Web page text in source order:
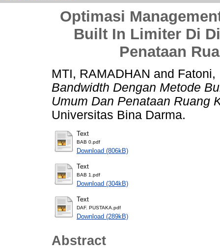
Optimasi
Built In Limiter Di
Penataan
MTI, RAMADHAN and Fatoni,
Bandwidth Dengan Metode
Umum Dan Penataan Ruang
Universitas Bina Darma.
Text
BAB 0.pdf
Download (806kB)
Text
BAB 1.pdf
Download (304kB)
Text
DAF. PUSTAKA.pdf
Download (289kB)
Abstract